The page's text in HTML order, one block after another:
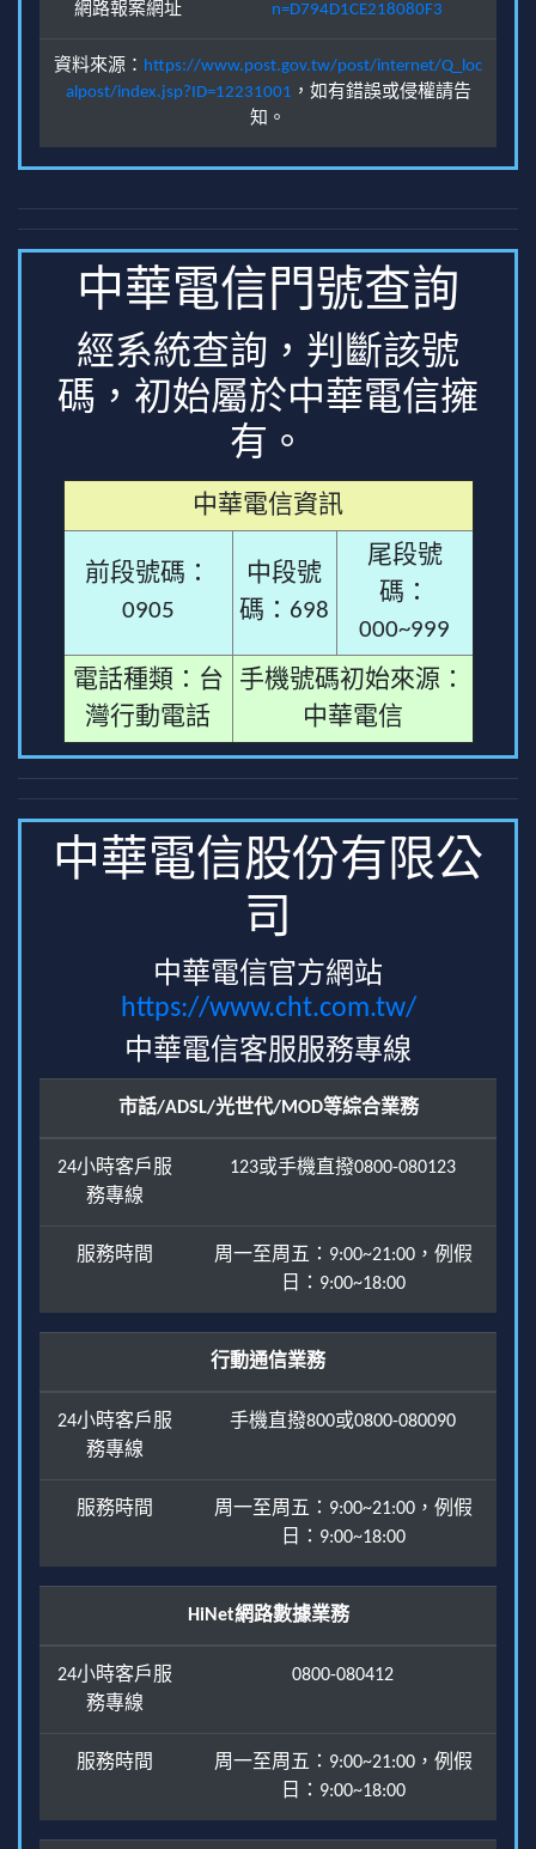
網路報案網址
n=D794D1CE218080F3
資料來源： https://www.post.gov.tw/post/internet/Q_loc
alpost/index.jsp?ID=12231001 ，如有錯誤或侵權請告
知。
中華電信門號查詢
經系統查詢，判斷該號
碼，初始屬於中華電信擁
有。
中華電信資訊
前段號碼：
0905
中段號
碼：698
尾段號
碼：
000~999
電話種類：台
灣行動電話
手機號碼初始來源：
中華電信
中華電信股份有限公
司
中華電信官方網站
https://www.cht.com.tw/
中華電信客服服務專線
市話/ADSL/光世代/MOD等綜合業務
24小時客戶服
務專線
123或手機直撥0800-080123
服務時間
周一至周五：9:00~21:00，例假
日：9:00~18:00
行動通信業務
24小時客戶服
務專線
手機直撥800或0800-080090
服務時間
周一至周五：9:00~21:00，例假
日：9:00~18:00
HiNet網路數據業務
24小時客戶服
務專線
0800-080412
服務時間
周一至周五：9:00~21:00，例假
日：9:00~18:00